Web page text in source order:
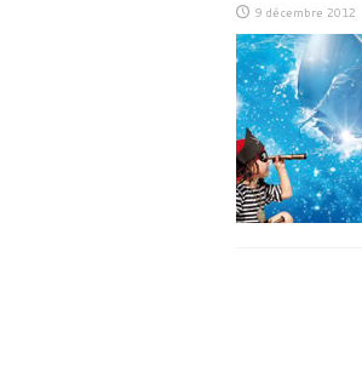
9 décembre 2012